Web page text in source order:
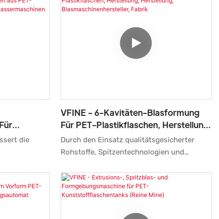
Qualität,
guten Ruf
für die Herstellung von Behältern für reines
Wasser und Mineralwasser konzipiert.
Zur
die
Herstellung
VFINE - 6-Kavitäten-Blasformung
Für PET-Plastikflaschen, Herstellung,
Herstellung,
Blasmaschinenhersteller, Fabrik
Durch den Einsatz qualitätsgesicherter
Rohstoffe, Spitzentechnologien und
perfekte Herstellung von 6-Kavitäten-PET-
Plastikflaschen.
Blasformmaschinenhersteller, Fabrik-
Stretch-Blasformmaschinen, Top-Preis-